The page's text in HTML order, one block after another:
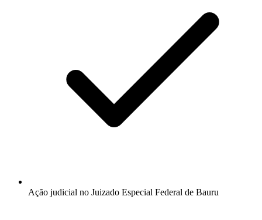
Ação judicial no Juizado Especial Federal de Bauru